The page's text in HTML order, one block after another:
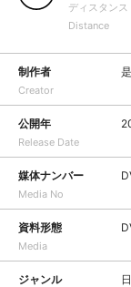
ディスタンス
Distance
制作者
Creator
公開年
Release Date
媒体ナンバー
Media No
資料形態
Media
ジャンル